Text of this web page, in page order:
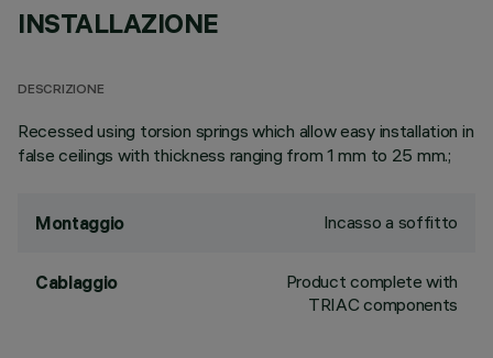
INSTALLAZIONE
DESCRIZIONE
Recessed using torsion springs which allow easy installation in
false ceilings with thickness ranging from 1 mm to 25 mm.;
Montaggio Incasso a soffitto
Cablaggio
Product complete with
TRIAC components